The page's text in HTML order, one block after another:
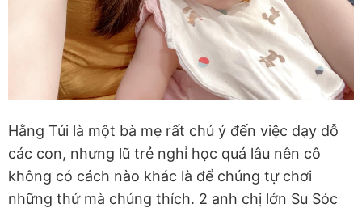
Hằng Túi là một bà mẹ rất chú ý đến việc dạy dỗ
các con, nhưng lũ trẻ nghỉ học quá lâu nên cô
không có cách nào khác là để chúng tự chơi
những thứ mà chúng thích. 2 anh chị lớn Su Sóc